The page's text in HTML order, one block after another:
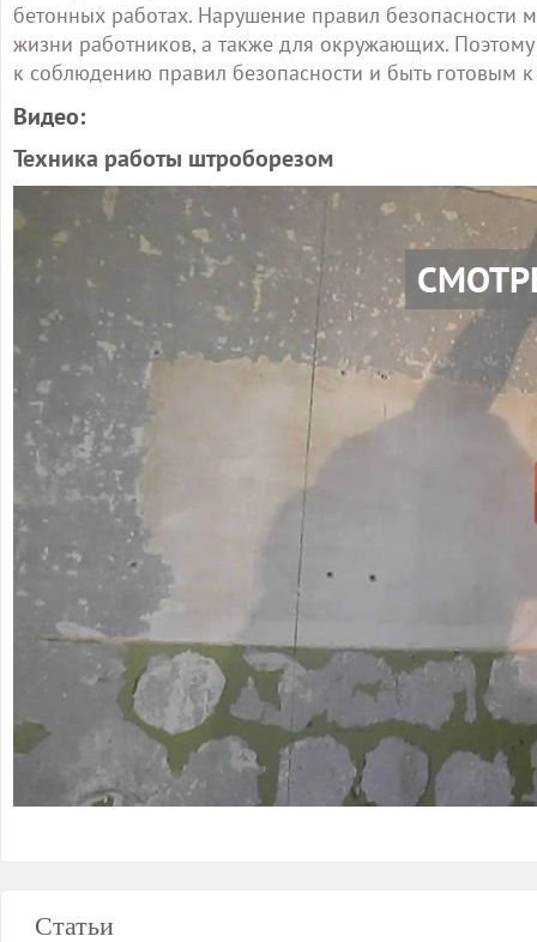
бетонных работах. Нарушение правил безопасности
жизни работников, а также для окружающих.
к соблюдению правил безопасности и быть готовым
Видео:
Техника работы штроборезом
Статьи